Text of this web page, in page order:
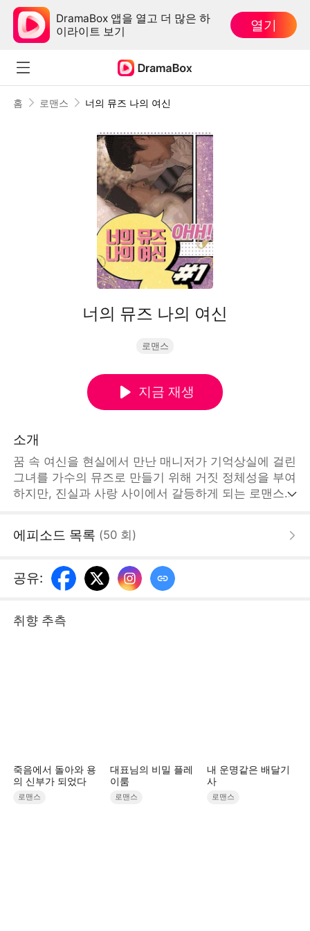
DramaBox 앱을 열고 더 많은 하
이라이트 보기
열기
홈 로맨스 너의 뮤즈 나의 여신
너의 뮤즈 나의 여신
로맨스
지금 재생
소개
꿈 속 여신을 현실에서 만난 매니저가 기억상실에 걸린
그녀를 가수의 뮤즈로 만들기 위해 거짓 정체성을 부여
하지만, 진실과 사랑 사이에서 갈등하게 되는 로맨스
에피소드 목록 (50 회 )
공유:
취향 추측
죽음에서 돌아와 용
의 신부가 되었다
로맨스
대표님의 비밀 플레
이룸
로맨스
내 운명같은 배달기
사
로맨스